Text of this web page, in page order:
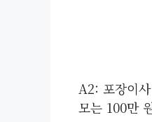
A2: 포장이
모는 100만